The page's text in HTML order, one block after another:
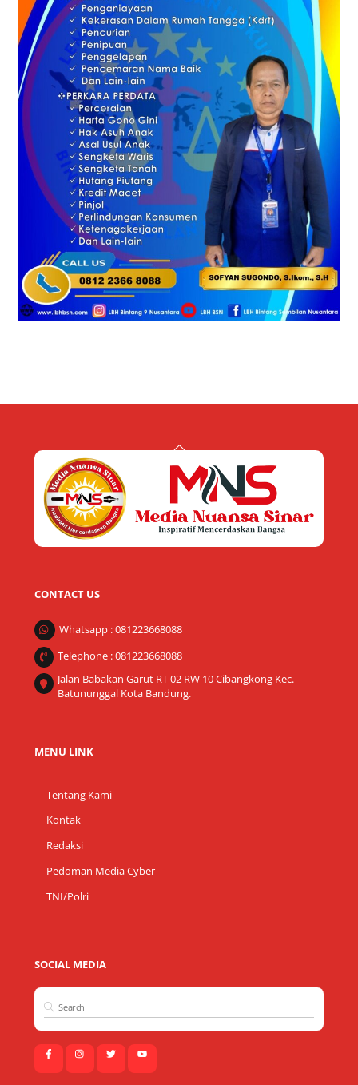
Back
Top
CONTACT US
Whatsapp : 081223668088
Telephone : 081223668088
Jalan Babakan Garut RT 02 RW 10 Cibangkong Kec.
Batununggal Kota Bandung.
MENU LINK
Tentang Kami
Kontak
Redaksi
Pedoman Media Cyber
TNI/Polri
SOCIAL MEDIA